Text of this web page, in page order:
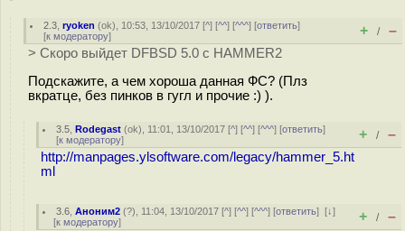
2.3 ,ryoken (ok), 10:53, 13/10/2017 [^] [^^] [^^^] [ответить]
[к модератору] + / –
> Скоро выйдет DFBSD 5.0 с HAMMER2
Подскажите, а чем хороша данная ФС? (Плз
вкратце, без пинков в гугл и прочие :) ).
3.5 ,Rodegast (ok), 11:01, 13/10/2017 [^] [^^] [^^^] [ответить]
[к модератору] + / –
http://manpages.ylsoftware.com/legacy/hammer_5.ht
ml
3.6 ,Аноним2 (?), 11:04, 13/10/2017 [^] [^^] [^^^] [ответить][↓]
[к модератору] + / –